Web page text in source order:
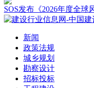
布《2026年度全球风险
新闻
政策法规
城乡规划
勘察设计
招标投标